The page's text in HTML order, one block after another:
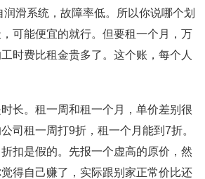
滑系统，故障率低。所以你说哪个划
可能便宜的就行。但要租一个月，万
时费比租金贵多了。这个账，每个人
长。租一周和租一个月，单价差别很
司租一周打9折，租一个月能到7折。
扣是假的。先报一个虚高的原价，然
得自己赚了，实际跟别家正常价比还